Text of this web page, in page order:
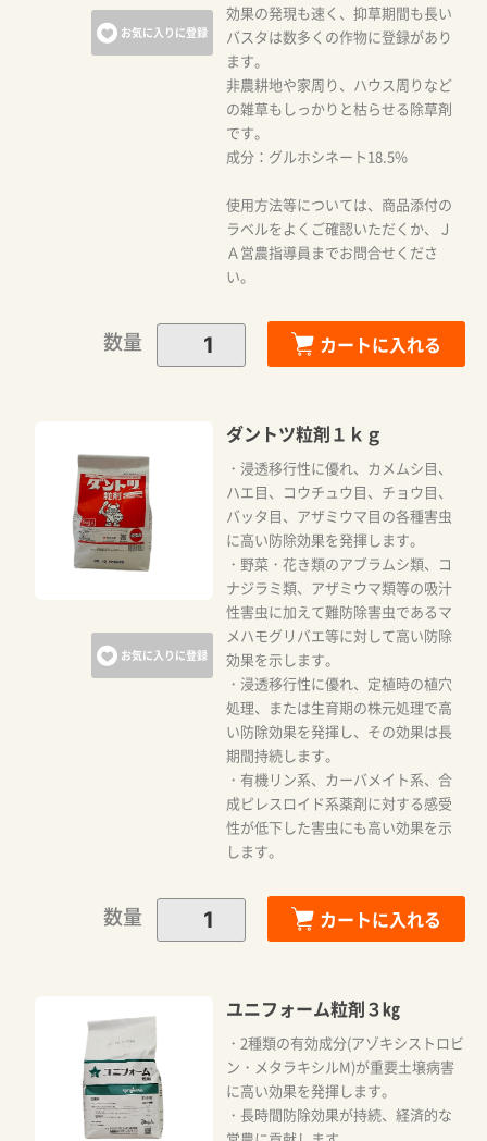
お気に入りに登録
効果の発現も速く、抑草期間も長い
バスタは数多くの作物に登録があり
ます。
非農耕地や家周り、ハウス周りなど
の雑草もしっかりと枯らせる除草剤
です。
成分：グルホシネート18.5%
使用方法等については、商品添付の
ラベルをよくご確認いただくか、Ｊ
Ａ営農指導員までお問合せくださ
い。
数量 カートに入れる
お気に入りに登録
ダントツ粒剤１ｋｇ
・浸透移行性に優れ、カメムシ目、
ハエ目、コウチュウ目、チョウ目、
バッタ目、アザミウマ目の各種害虫
に高い防除効果を発揮します。
・野菜・花き類のアブラムシ類、コ
ナジラミ類、アザミウマ類等の吸汁
性害虫に加えて難防除害虫であるマ
メハモグリバエ等に対して高い防除
効果を示します。
・浸透移行性に優れ、定植時の植穴
処理、または生育期の株元処理で高
い防除効果を発揮し、その効果は長
期間持続します。
・有機リン系、カーバメイト系、合
成ピレスロイド系薬剤に対する感受
性が低下した害虫にも高い効果を示
します。
数量 カートに入れる
ユニフォーム粒剤３㎏
・2種類の有効成分(アゾキシストロビ
ン・メタラキシルM)が重要土壌病害
に高い効果を発揮します。
・長時間防除効果が持続、経済的な